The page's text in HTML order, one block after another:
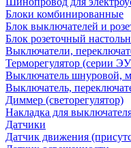
Блоки комбинированные
Блок выключателей и
Блок розеточный
Выключатели,
Терморегулятор (серии
Выключатель шнуровой,
Выключатель,
Диммер (светорегулятор)
Накладка для
Датчики
Датчик движения